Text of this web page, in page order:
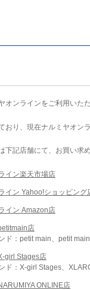
オンラインをご利用いた
おり、現在ナルミヤオン
下記店舗にて、お買い求め
イン楽天市場店
イン Yahoo!ショッピング
イン Amazon店
店
ド：petit main、petit
girl Stages店
ド：X-girl Stages、
ONLINE店